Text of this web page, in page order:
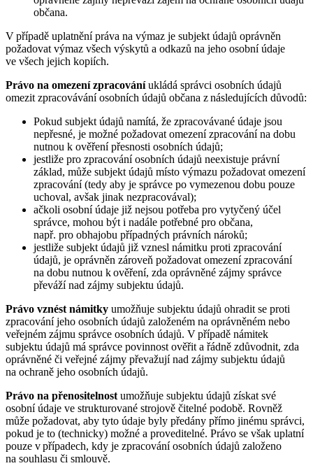
občana.
V případě uplatnění práva na výmaz je subjekt údajů oprávněn
požadovat výmaz všech výskytů a odkazů na jeho osobní údaje
ve všech jejich kopiích.
Právo na omezení zpracováníukládá správci osobních údajů
omezit zpracovávání osobních údajů občana z následujících důvodů:
Pokud subjekt údajů namítá, že zpracovávané údaje jsou
nepřesné, je možné požadovat omezení zpracování na dobu
nutnou k ověření přesnosti osobních údajů;
jestliže pro zpracování osobních údajů neexistuje právní
základ, může subjekt údajů místo výmazu požadovat omezení
zpracování (tedy aby je správce po vymezenou dobu pouze
uchoval, avšak jinak nezpracovával);
ačkoli osobní údaje již nejsou potřeba pro vytyčený účel
správce, mohou být i nadále potřebné pro občana,
např. pro obhajobu případných právních nároků;
jestliže subjekt údajů již vznesl námitku proti zpracování
údajů, je oprávněn zároveň požadovat omezení zpracování
na dobu nutnou k ověření, zda oprávněné zájmy správce
převáží nad zájmy subjektu údajů.
Právo vznést námitky umožňuje subjektu údajů ohradit se proti
zpracování jeho osobních údajů založeném na oprávněném nebo
veřejném zájmu správce osobních údajů. V případě námitek
subjektu údajů má správce povinnost ověřit a řádně zdůvodnit, zda
oprávněné či veřejné zájmy převažují nad zájmy subjektu údajů
na ochraně jeho osobních údajů.
Právo na přenositelnost umožňuje subjektu údajů získat své
osobní údaje ve strukturované strojově čitelné podobě. Rovněž
může požadovat, aby tyto údaje byly předány přímo jinému správci,
pokud je to (technicky) možné a proveditelné. Právo se však uplatní
pouze v případech, kdy je zpracování osobních údajů založeno
na souhlasu či smlouvě.